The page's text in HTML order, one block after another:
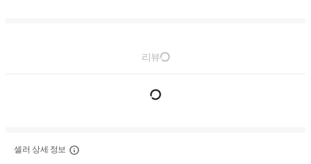
리뷰
셀러 상세 정보